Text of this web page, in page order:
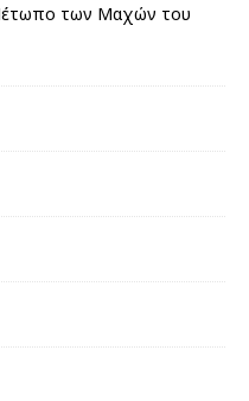
των Μαχών του